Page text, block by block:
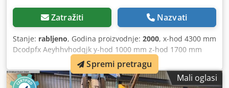
Zatražiti Nazvati
Stanje: rabljeno, Godina proizvodnje: 2000, x-hod 4300 mm
Dcodpfx Aeyhhvhodqjk y-hod 1000 mm z-hod 1700 mm
Upravljanje TNC430 Samo za izvoz: da Ukupna masa: 16
tona
Mali oglasi
Spremi pretragu